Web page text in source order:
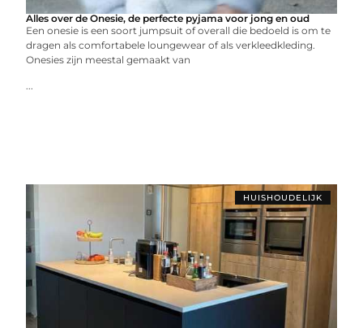
Alles over de Onesie, de perfecte pyjama voor jong en oud
Een onesie is een soort jumpsuit of overall die bedoeld is om te
dragen als comfortabele loungewear of als verkleedkleding.
Onesies zijn meestal gemaakt van
...
HUISHOUDELIJK